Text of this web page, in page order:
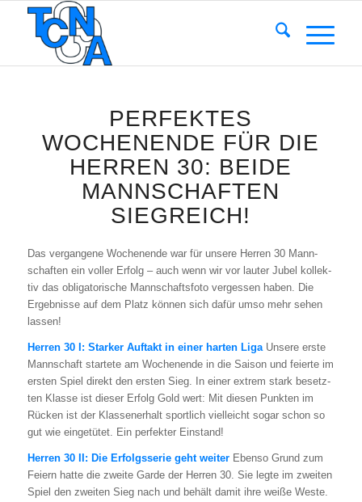
PERFEKTES
WOCHENENDE FÜR DIE
HERREN 30: BEIDE
MANNSCHAFTEN
SIEGREICH!
Das ver­gan­ge­ne Wochen­en­de war für unse­re Her­ren 30 Mann­
schaf­ten ein vol­ler Erfolg – auch wenn wir vor lau­ter Jubel kol­lek­
tiv das obli­ga­to­ri­sche Mann­schafts­fo­to ver­ges­sen haben. Die
Ergeb­nis­se auf dem Platz kön­nen sich dafür umso mehr sehen
las­sen!
Her­ren 30 I: Star­ker Auf­takt in einer har­ten LigaUnse­re ers­te
Mann­schaft star­te­te am Wochen­en­de in die Sai­son und fei­er­te im
ers­ten Spiel direkt den ers­ten Sieg. In einer extrem stark besetz­
ten Klas­se ist die­ser Erfolg Gold wert: Mit die­sen Punk­ten im
Rücken ist der Klas­sen­er­halt sport­lich viel­leicht sogar schon so
gut wie ein­ge­tü­tet. Ein per­fek­ter Ein­stand!
Her­ren 30 II: Die Erfolgs­se­rie geht wei­terEben­so Grund zum
Fei­ern hat­te die zwei­te Gar­de der Her­ren 30. Sie leg­te im zwei­ten
Spiel den zwei­ten Sieg nach und behält damit ihre wei­ße Wes­te.